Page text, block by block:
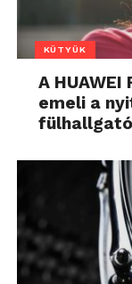
KÜTYÜK
A
emeli a